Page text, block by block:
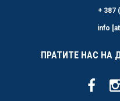
+ 387
info
ПРАТИТЕ НАС НА